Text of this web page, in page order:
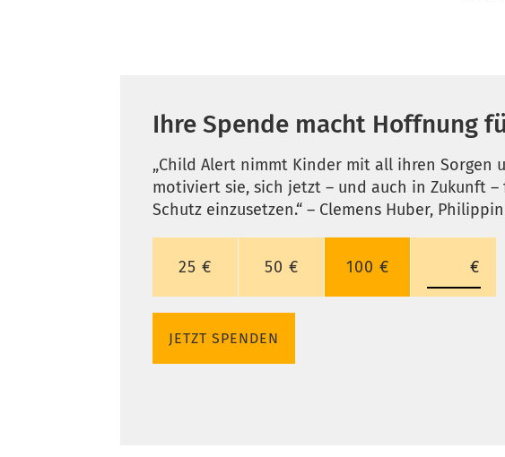
Ihre Spende macht Hoffnung
„Child Alert nimmt Kinder mit all ihren Sorgen
motiviert sie, sich jetzt – und auch in Zukunft
Schutz einzusetzen.“ – Clemens Huber,
Spende
macht
Hoffnung
für
EUR 25
25 € EUR 50
50 € EUR 100
100 € ANDERER
BETRAG
JETZT SPENDEN